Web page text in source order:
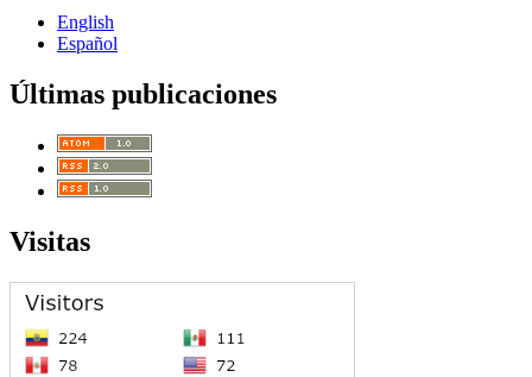
English
Español
Últimas publicaciones
Visitas